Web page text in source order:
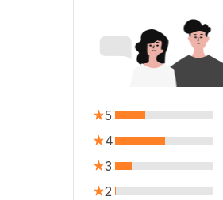
5
4
3
2